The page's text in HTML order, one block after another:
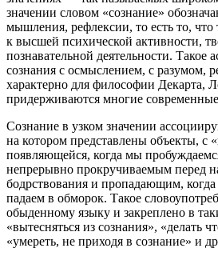
значении словом «сознание»
мышления, рефлексии, то есть то, что
к высшей психической активности,
познавательной деятельности. Такое
сознания с осмыслением, с разумом,
характерно для философии Декарта,
придерживаются многие
Сознание в узком значении
на котором представлены объекты, с
появляющейся, когда мы
непрерывно прокручиваемым перед
бодрствования и пропадающим,
падаем в обморок. Такое
обыденному языку и закреплено в
«вытесняться из сознания», «делать
«умереть, не приходя в сознание» и